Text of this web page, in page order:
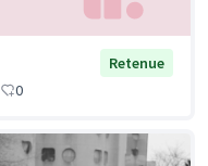
Retenue
0